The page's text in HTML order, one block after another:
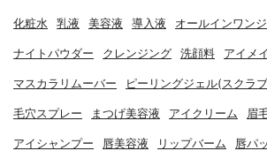
化粧水 乳液 美容液 導入液 オールインワン
ナイトパウダー クレンジング 洗顔料 アイメ
マスカラリムーバー ピーリングジェル(スクラ
毛穴スプレー まつげ美容液 アイクリーム 眉
アイシャンプー 唇美容液 リップバーム 唇パ